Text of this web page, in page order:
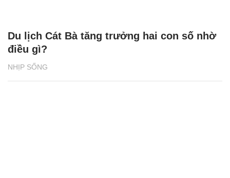
NHỊP SỐNG
Du lịch Cát Bà tăng trưởng hai con số nhờ
điều gì?